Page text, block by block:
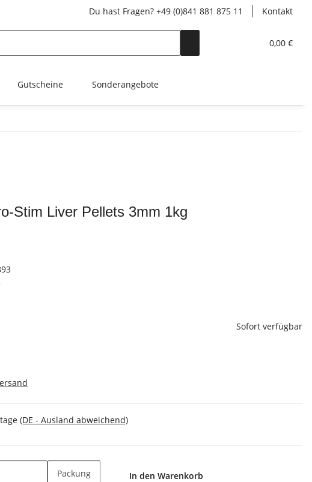
Du hast Fragen? +49 (0)841 881 875 11 Kontakt
0,00 €
Gutscheine Sonderangebote
Stim Liver Pellets 3mm 1kg
Sofort verfügbar
(DE - Ausland abweichend)
Packung In den Warenkorb